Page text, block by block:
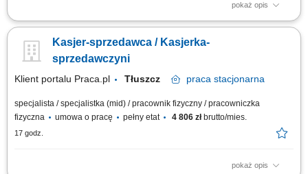
pokaż opis
dokładanie i sortowanie warzyw i owoców; dbanie o estetykę na stoisku,
Kasjer-sprzedawca / Kasjerka-
sprzedawczyni
Klient portalu Praca.pl Tłuszcz praca stacjonarna
specjalista / specjalistka (mid) / pracownik fizyczny / pracowniczka
fizyczna
umowa o pracę pełny etat 4 806 złbrutto/mies.
17 godz.
pokaż opis